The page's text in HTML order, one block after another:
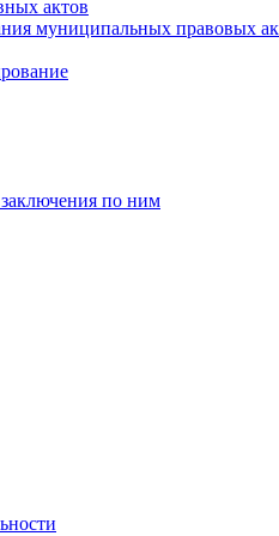
актов
муниципальных правовых
по ним